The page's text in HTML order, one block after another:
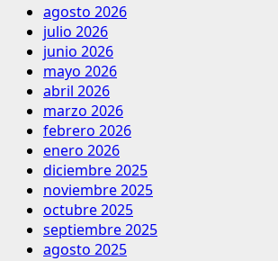
agosto 2026
julio 2026
junio 2026
mayo 2026
abril 2026
marzo 2026
febrero 2026
enero 2026
diciembre 2025
noviembre 2025
octubre 2025
septiembre 2025
agosto 2025